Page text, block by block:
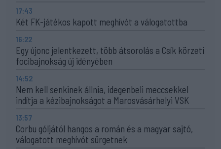
17:43
Két FK-játékos kapott meghívót a válogatottba
16:22
Egy újonc jelentkezett, több átsorolás a Csík körzeti
focibajnokság új idényében
14:52
Nem kell senkinek állnia, idegenbeli meccsekkel
indítja a kézibajnokságot a Marosvásárhelyi VSK
13:57
Corbu góljától hangos a román és a magyar sajtó,
válogatott meghívót sürgetnek